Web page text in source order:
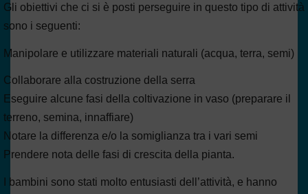
Gli obiettivi che ci si è posti perseguire in questo tipo di attività
sono i seguenti:
Manipolare e utilizzare materiali naturali (acqua, terra, semi)
Collaborare alla costruzione della serra
Eseguire alcune fasi della coltivazione in vaso (preparare il
terreno, semina, innaffiare)
Notare la differenza e/o la somiglianza tra i vari semi
Prendere nota delle fasi di crescita della pianta.
I bambini sono stati molto entusiasti dell’attività, e hanno